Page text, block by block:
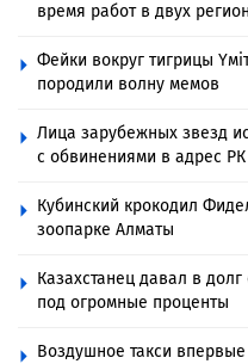
время работ в двух
Фейки вокруг тигрицы
породили волну мемов
Лица зарубежных звезд
с обвинениями в адрес РК
Кубинский крокодил
зоопарке Алматы
Казахстанец давал в
под огромные проценты
Воздушное такси